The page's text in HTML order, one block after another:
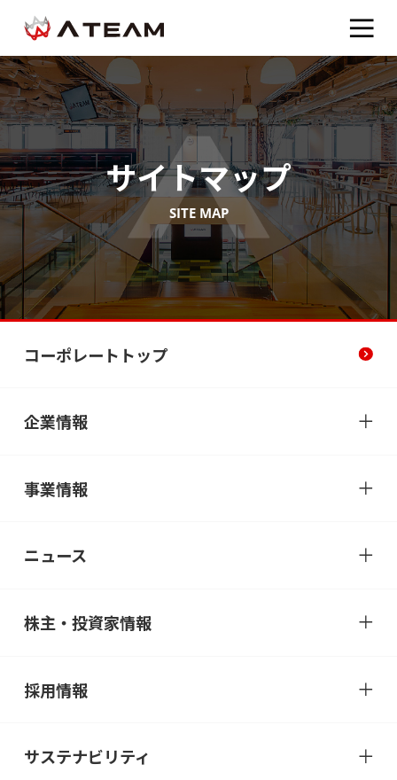
サイトマップ
SITE MAP
コーポレートトップ
企業情報
事業情報
ニュース
株主・投資家情報
採用情報
サステナビリティ